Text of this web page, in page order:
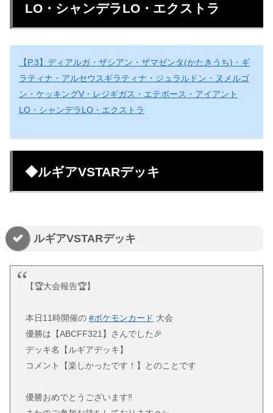
LO・シャンデラLO・エクストラ
【P.3】ディアルガ・ザシアン・ザマゼンタ(かたきうち)・ギ
ラティナ・アルセウスギラティナ・ジュラルドン・ヌメルゴ
ン・ケッキングV・レジギガス・エテボース・アイアント
LO・シャンデラLO・エクストラ
◆ルギアVSTARデッキ
ルギアVSTARデッキ
【🏆大会報告🏆】
本日11時開催の#ポケモンカード 大会
優勝は【ABCFF321】さんでした🎉
デッキ名【ルギアデッキ】
コメント【楽しかったです！】とのことです
優勝おめでとうございます‼️